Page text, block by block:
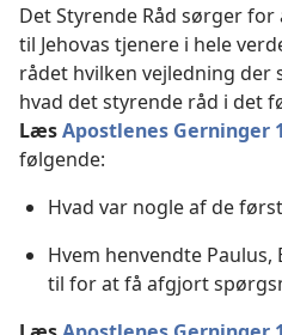
Det Styrende Råd sørger
til Jehovas tjenere i hele
rådet hvilken vejledning der
hvad det styrende råd i det
LæsApostlenes Gerninger
følgende:
Hvad var nogle af de
Hvem henvendte
til for at få afgjort